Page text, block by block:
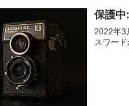
保護中
2022年3
スワード